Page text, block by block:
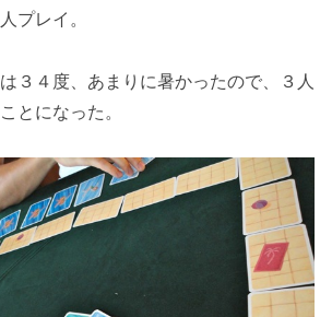
プレイ。
３４度、あまりに暑かったので、３人
とになった。